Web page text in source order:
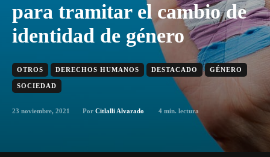
para tramitar el cambio de
identidad de género
OTROS DERECHOS HUMANOS DESTACADO GÉNERO
SOCIEDAD
23 noviembre, 2021 Por Citlalli Alvarado 4 min. lectura